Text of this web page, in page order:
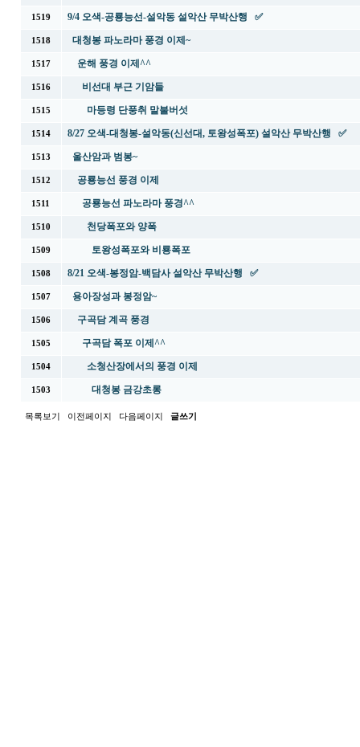
1519 9/4 오색-공룡능선-설악동 설악산 무박산행 ✅
1518 대청봉 파노라마 풍경 이제~
1517 운해 풍경 이제^^
1516 비선대 부근 기암들
1515 마등령 단풍취 말불버섯
1514 8/27 오색-대청봉-설악동(신선대, 토왕성폭포) 설악산 무박산행 ✅
1513 울산암과 범봉~
1512 공룡능선 풍경 이제
1511 공룡능선 파노라마 풍경^^
1510 천당폭포와 양폭
1509 토왕성폭포와 비룡폭포
1508 8/21 오색-봉정암-백담사 설악산 무박산행 ✅
1507 용아장성과 봉정암~
1506 구곡담 계곡 풍경
1505 구곡담 폭포 이제^^
1504 소청산장에서의 풍경 이제
1503 대청봉 금강초롱
목록보기 이전페이지 다음페이지 글쓰기